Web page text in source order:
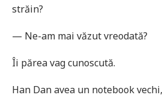
străin?
— Ne-am mai văzut vreodată?
Îi părea vag cunoscută.
Han Dan avea un notebook